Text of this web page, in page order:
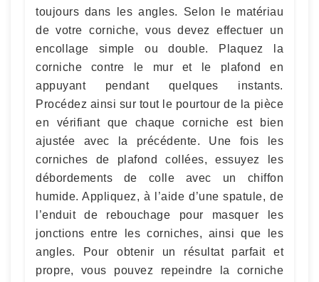
toujours dans les angles. Selon le matériau
de votre corniche, vous devez effectuer un
encollage simple ou double. Plaquez la
corniche contre le mur et le plafond en
appuyant pendant quelques instants.
Procédez ainsi sur tout le pourtour de la pièce
en vérifiant que chaque corniche est bien
ajustée avec la précédente. Une fois les
corniches de plafond collées, essuyez les
débordements de colle avec un chiffon
humide. Appliquez, à l’aide d’une spatule, de
l’enduit de rebouchage pour masquer les
jonctions entre les corniches, ainsi que les
angles. Pour obtenir un résultat parfait et
propre, vous pouvez repeindre la corniche